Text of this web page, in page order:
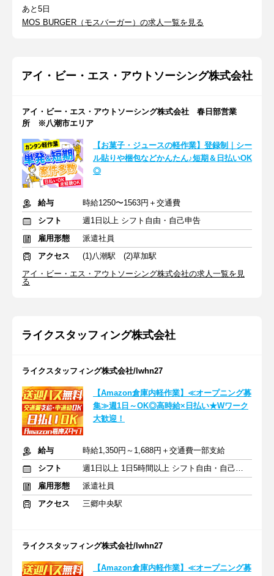
あと5日
MOS BURGER（モスバーガー）の求人一覧を見る
アイ・ビー・エス・アウトソーシング株式会社
アイ・ビー・エス・アウトソーシング株式会社 春日部営業
所 ※八潮市エリア
【お菓子・ジュースの軽作業】登録制｜シー
ル貼りや梱包などかんたん♪短期＆日払いOK
◎
給与
時給1250〜1563円＋交通費
シフト
週1日以上 シフト自由・自己申告
雇用形態
派遣社員
アクセス
(1)八潮駅 (2)草加駅
アイ・ビー・エス・アウトソーシング株式会社の求人一覧を見
る
ライクスタッフィング株式会社
ライクスタッフィング株式会社/lwhn27
【Amazon倉庫内軽作業】≪オープニング募
集≫週1日～OK◎高時給×日払い★Wワーク
大歓迎！
給与
時給1,350円～1,688円＋交通費一部支給
シフト
週1日以上 1日5時間以上 シフト自由・自己申告
雇用形態
派遣社員
アクセス
三郷中央駅
ライクスタッフィング株式会社/lwhn27
【Amazon倉庫内軽作業】≪オープニング募